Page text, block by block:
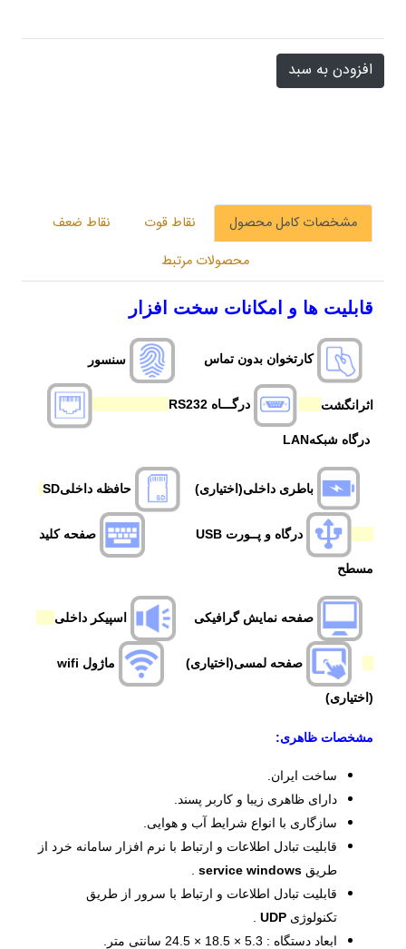
افزودن به سبد
مشخصات کامل محصول نقاط قوت
نقاط ضعف
محصولات مرتبط
قابلیت ها و امکانات سخت افزار
کارتخوان بدون تماس سنسور
اثرانگشت درگـــاه RS232
درگاه شبکهLAN
باطری داخلی(اختیاری) حافظه داخلیSD
درگاه و پــور ت USB صفحه کلید
مسطح
صفحه نمایش گرافیکی اسپیکر داخلی
صفحه لمسی(اختیاری) ماژول wifi
(اختیاری)
مشخصات ظاهری:
ساخت ایران.
دارای ظاهری زیبا و کاربر پسند.
سازگاری با انواع شرایط آب و هوایی.
قابلیت تبادل اطلاعات و ارتباط با نرم افزار سامانه خرد از
طریق windows
service
.
قابلیت تبادل اطلاعات و ارتباط با سرور از طریق
تکنولوژی UDP
.
ابعاد دستگاه : 5.3 × 18.5 × 24.5 سانتی متر.